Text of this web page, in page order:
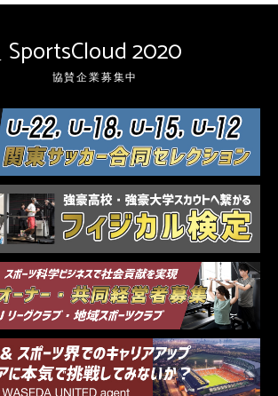
SportsCloud 2020
協賛企業募集中